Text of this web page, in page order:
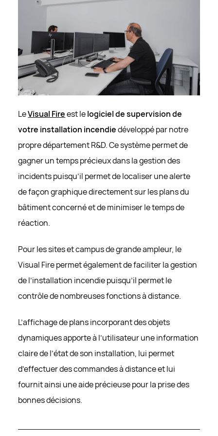
LeVisual Fireest lelogiciel de supervision de
votre installation incendiedéveloppé par notre
propre département R&D. Ce système permet de
gagner un temps précieux dans la gestion des
incidents puisqu’il permet de localiser une alerte
de façon graphique directement sur les plans du
bâtiment concerné et de minimiser le temps de
réaction.
Pour les sites et campus de grande ampleur, le
Visual Fire permet également de faciliter la gestion
de l’installation incendie puisqu’il permet le
contrôle de nombreuses fonctions à distance.
L’affichage de plans incorporant des objets
dynamiques apporte à l’utilisateur une information
claire de l’état de son installation, lui permet
d’effectuer des commandes à distance et lui
fournit ainsi une aide précieuse pour la prise des
bonnes décisions.
_dc_gtm_GTM-T7V6VD9
Cookie de Google Tag Manager nous permet
de mettre en place et gérer l’envoi des
données vers les différents services d’analyse
repris ci-dessous (ex.: Google Analytics)
DURÉE
1 minute
DOMAINE
bemac.be
DURÉE